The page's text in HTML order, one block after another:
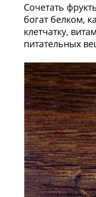
Сочетать
богат белком,
клетчатку,
питательных